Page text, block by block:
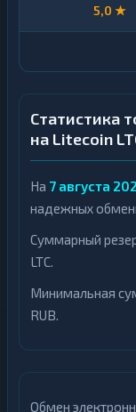
5,0 ★
Статистика
на Litecoin
На 7 августа
надежных
Суммарный
LTC.
Минимальная
RUB.
Обмен